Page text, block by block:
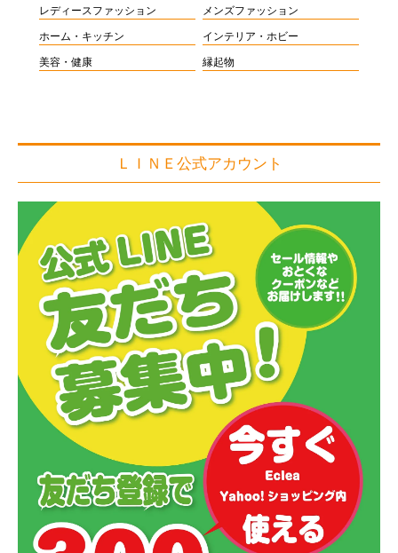
レディースファッション メンズファッション
ホーム・キッチン インテリア・ホビー
美容・健康 縁起物
ＬＩＮＥ公式アカウント